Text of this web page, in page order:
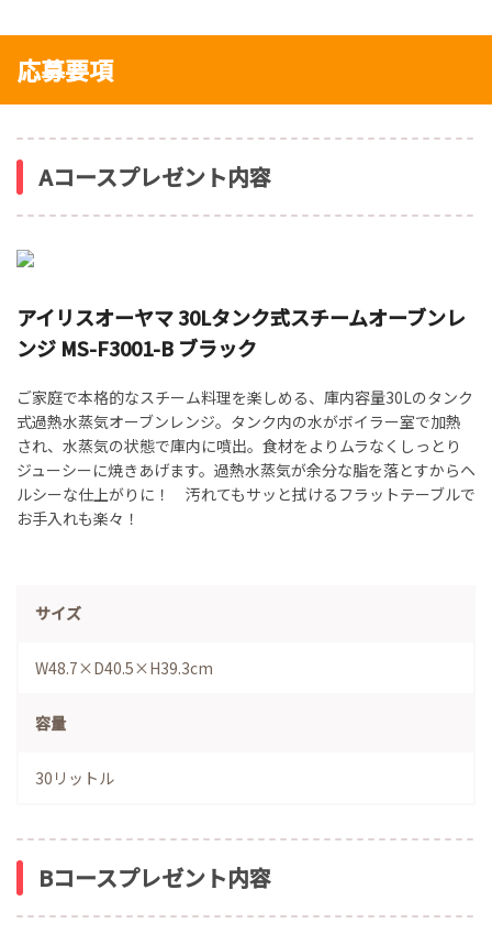
応募要項
Aコースプレゼント内容
アイリスオーヤマ 30Lタンク式スチームオーブンレ
ンジ MS-F3001-B ブラック
ご家庭で本格的なスチーム料理を楽しめる、庫内容量30Lのタンク
式過熱水蒸気オーブンレンジ。タンク内の水がボイラー室で加熱
され、水蒸気の状態で庫内に噴出。食材をよりムラなくしっとり
ジューシーに焼きあげます。過熱水蒸気が余分な脂を落とすからヘ
ルシーな仕上がりに！ 汚れてもサッと拭けるフラットテーブルで
お手入れも楽々！
サイズ
W48.7×D40.5×H39.3cm
容量
30リットル
Bコースプレゼント内容